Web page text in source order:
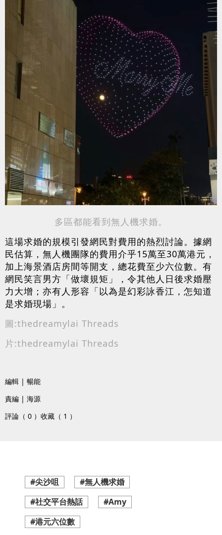
多區都能看到無人機求婚。
這場求婚的規模引發網民對費用的熱烈討論。據網
民估算，無人機團隊的費用介乎15萬至30萬港元，
加上海景酒店房間等開支，總花費至少六位數。有
網民笑言男方「做壞規矩」，令其他人日後求婚壓
力大增；亦有人形容「以為是幻彩詠香江，怎知道
是求婚現場」。
圖:thedreamylai Threads
片:thedreamylai Threads
編輯 | 暢能
責編 | 海源
評論（ 0 ） 收藏（ 1 ）
#尖沙咀
#無人機求婚
#社交平台熱話
#Amy
#港元六位數